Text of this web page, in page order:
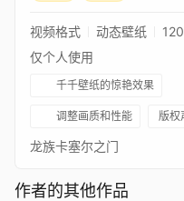
视频格式 动态壁纸
仅个人使用
千千壁纸的惊艳效果
调整画质和性能 版权
龙族卡塞尔之门
作者的其他作品